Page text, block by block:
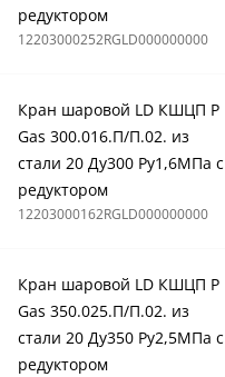
редуктором
12203000252RGLD000000000
Кран шаровой LD КШЦП Р
Gas 300.016.П/П.02. из
стали 20 Ду300 Ру1,6МПа с
редуктором
12203000162RGLD000000000
Кран шаровой LD КШЦП Р
Gas 350.025.П/П.02. из
стали 20 Ду350 Ру2,5МПа с
редуктором